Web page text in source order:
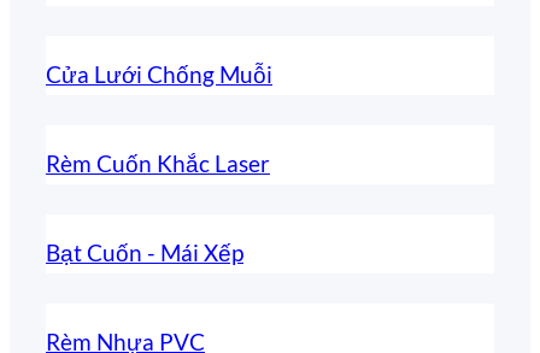
Cửa Lưới Chống Muỗi
Rèm Cuốn Khắc Laser
Bạt Cuốn - Mái Xếp
Rèm Nhựa PVC